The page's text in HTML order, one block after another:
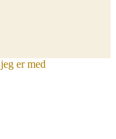
er med